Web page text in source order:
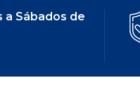
a Sábados de